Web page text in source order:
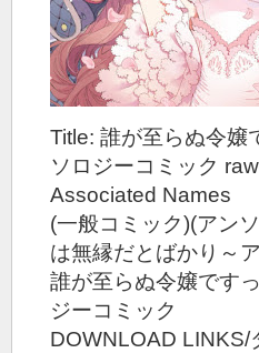
Title: 誰が至らぬ令嬢
ソロジーコミック raw
Associated Names
(一般コミック)(アン
は無縁だとばかり～
誰が至らぬ令嬢です
ジーコミック
DOWNLOAD LINKS/